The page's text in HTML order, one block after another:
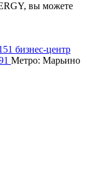
вы можете
бизнес-центр
Метро: Марьино